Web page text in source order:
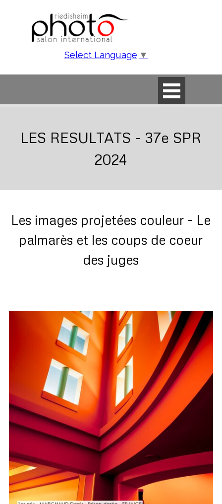
Sauter le menu
Select Language ▼
LES RESULTATS - 37e SPR
2024
Les images projetées couleur - Le
palmarès et les coups de coeur
des juges